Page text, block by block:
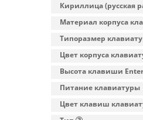
Кириллица (русская
Материал корпуса
Типоразмер
Цвет корпуса
Высота клавиши Enter
Питание клавиатуры
Цвет клавиш